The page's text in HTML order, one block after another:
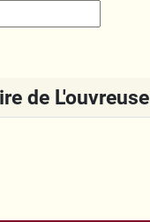
de L'ouvreuse